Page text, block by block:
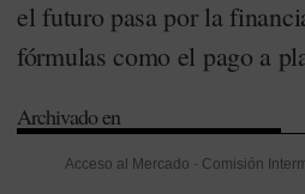
el futuro pasa por la
fórmulas como el pago a
Archivado en
Acceso al Mercado - Comisión